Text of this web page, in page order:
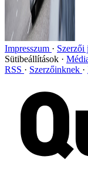
Impresszum Szerzői
Sütibeállítások
RSS
Szerzőinknek